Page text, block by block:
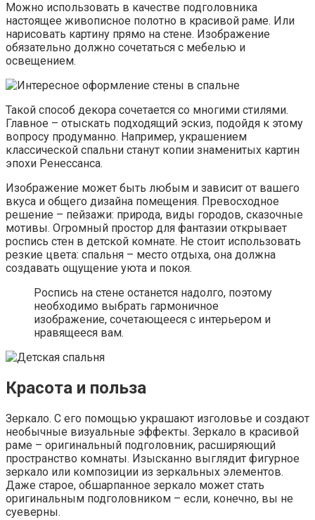
Можно использовать в качестве подголовника
настоящее живописное полотно в красивой раме. Или
нарисовать картину прямо на стене. Изображение
обязательно должно сочетаться с мебелью и
освещением.
Такой способ декора сочетается со многими стилями.
Главное – отыскать подходящий эскиз, подойдя к этому
вопросу продуманно. Например, украшением
классической спальни станут копии знаменитых картин
эпохи Ренессанса.
Изображение может быть любым и зависит от вашего
вкуса и общего дизайна помещения. Превосходное
решение – пейзажи: природа, виды городов, сказочные
мотивы. Огромный простор для фантазии открывает
роспись стен в детской комнате. Не стоит использовать
резкие цвета: спальня – место отдыха, она должна
создавать ощущение уюта и покоя.
Роспись на стене останется надолго, поэтому
необходимо выбрать гармоничное
изображение, сочетающееся с интерьером и
нравящееся вам.
Красота и польза
Зеркало. С его помощью украшают изголовье и создают
необычные визуальные эффекты. Зеркало в красивой
раме – оригинальный подголовник, расширяющий
пространство комнаты. Изысканно выглядит фигурное
зеркало или композиции из зеркальных элементов.
Даже старое, обшарпанное зеркало может стать
оригинальным подголовником – если, конечно, вы не
суеверны.